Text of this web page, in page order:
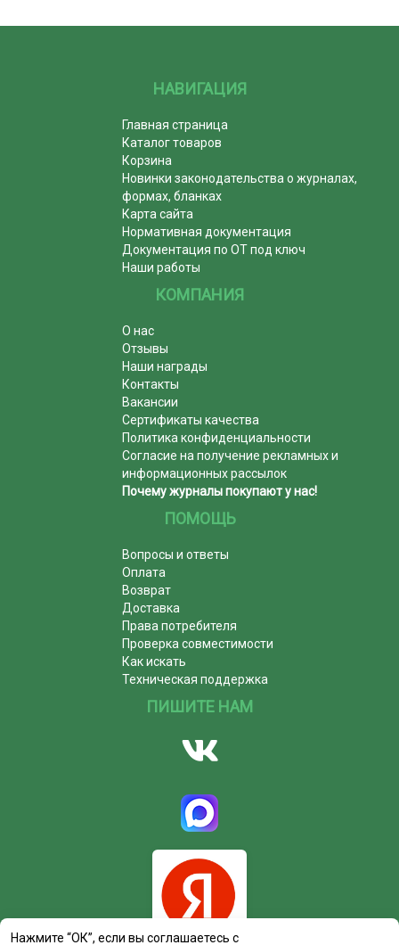
НАВИГАЦИЯ
Главная страница
Каталог товаров
Корзина
Новинки законодательства о журналах,
формах, бланках
Карта сайта
Нормативная документация
Документация по ОТ под ключ
Наши работы
КОМПАНИЯ
О нас
Отзывы
Наши награды
Контакты
Вакансии
Сертификаты качества
Политика конфиденциальности
Согласие на получение рекламных и
информационных рассылок
Почему журналы покупают у нас!
ПОМОЩЬ
Вопросы и ответы
Оплата
Возврат
Доставка
Права потребителя
Проверка совместимости
Как искать
Техническая поддержка
ПИШИТЕ НАМ
Нажмите “ОК”, если вы соглашаетесь с